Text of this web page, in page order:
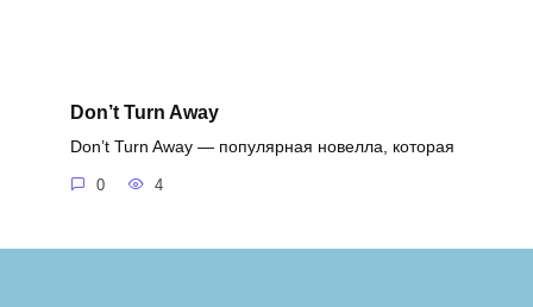
Don’t Turn Away
Don’t Turn Away — популярная новелла, которая
0 4